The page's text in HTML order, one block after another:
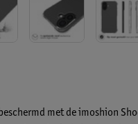
met de imoshion